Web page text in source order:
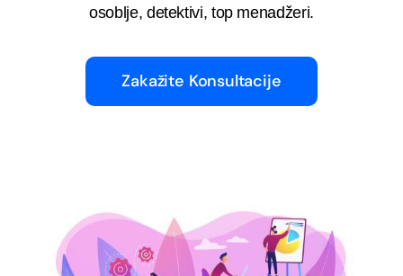
osoblje, detektivi, top menadžeri.
Zakažite Konsultacije